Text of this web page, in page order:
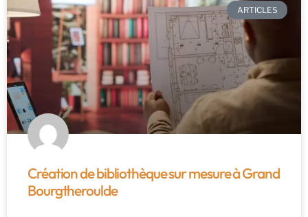
ARTICLES
Création de bibliothèque sur mesure à Grand
Bourgtheroulde